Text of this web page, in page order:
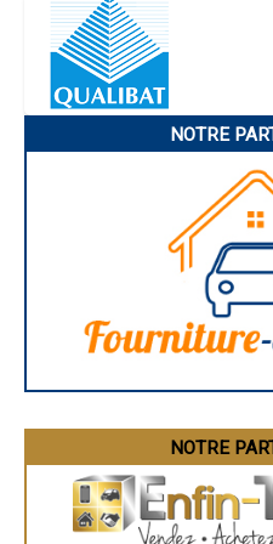
- Entreprise de
- Entreprise de
- Entreprise de
- Entreprise de
- Entreprise de
- Entreprise de
- Entreprise de
- Entreprise de charpente à
- Entreprise de
- Entreprise de
- Entreprise de
- Entreprise de
- Entreprise de
- Entreprise de
- Entreprise de charpente
- Entreprise de
- Entreprise de
- Entreprise de
- Entreprise de
- Entreprise de
- Entreprise de
- Entreprise de
NOTRE
NOTRE